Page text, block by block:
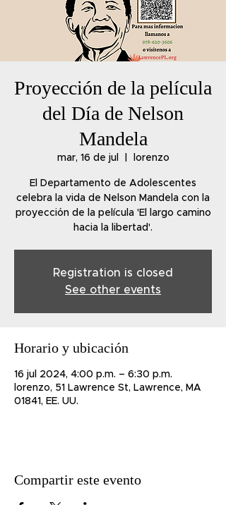
Proyección de la película
del Día de Nelson
Mandela
mar, 16 de jul lorenzo
El Departamento de Adolescentes
celebra la vida de Nelson Mandela con la
proyección de la película 'El largo camino
hacia la libertad'.
Registration is closed
See other events
Horario y ubicación
16 jul 2024, 4:00 p.m. – 6:30 p.m.
lorenzo, 51 Lawrence St, Lawrence, MA
01841, EE. UU.
Compartir este evento